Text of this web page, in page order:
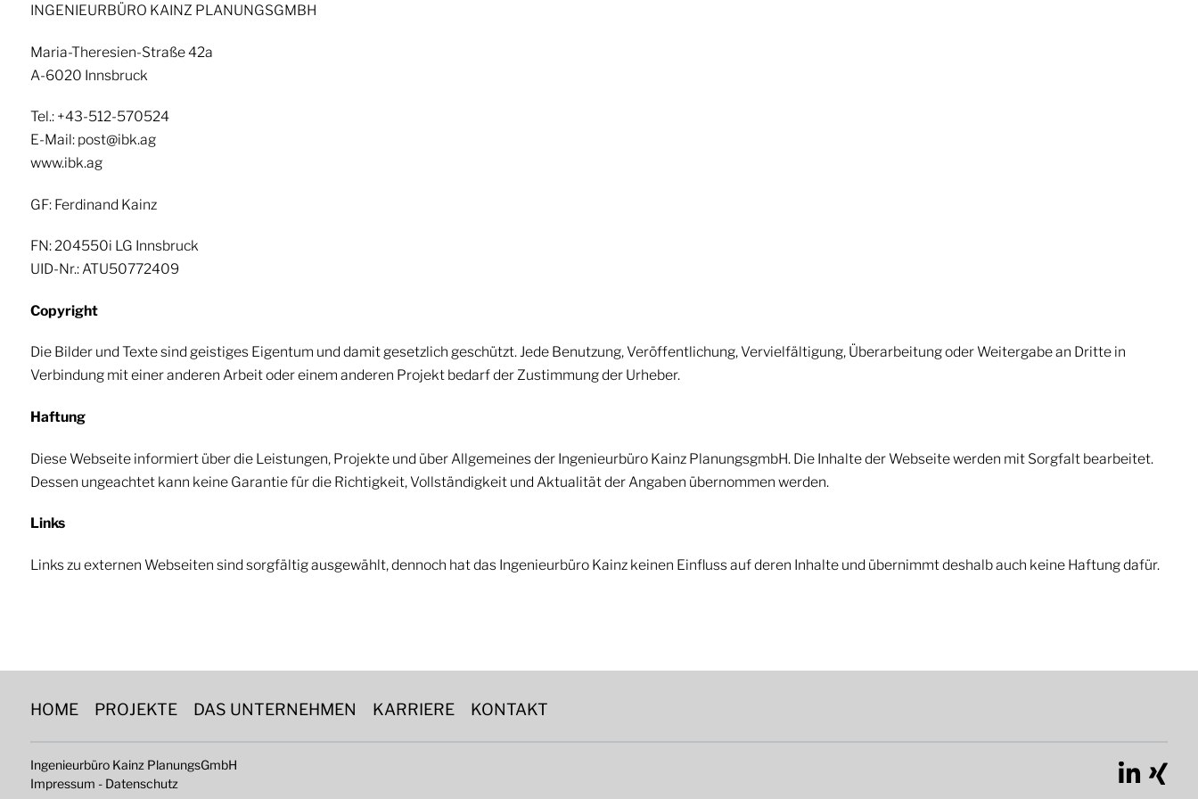
INGENIEURBÜRO KAINZ PLANUNGSGMBH
Maria-Theresien-Straße 42a
A-6020 Innsbruck
Tel.: +43-512-570524
E-Mail: post@ibk.ag
www.ibk.ag
GF: Ferdinand Kainz
FN: 204550i LG Innsbruck
UID-Nr.: ATU50772409
Copyright
Die Bilder und Texte sind geistiges Eigentum und damit gesetzlich geschützt. Jede Benutzung, Veröffentlichung, Vervielfältigung, Überarbeitung oder Weitergabe an Dritte in
Verbindung mit einer anderen Arbeit oder einem anderen Projekt bedarf der Zustimmung der Urheber.
Haftung
Diese Webseite informiert über die Leistungen, Projekte und über Allgemeines der Ingenieurbüro Kainz PlanungsgmbH. Die Inhalte der Webseite werden mit Sorgfalt bearbeitet.
Dessen ungeachtet kann keine Garantie für die Richtigkeit, Vollständigkeit und Aktualität der Angaben übernommen werden.
Links
Links zu externen Webseiten sind sorgfältig ausgewählt, dennoch hat das Ingenieurbüro Kainz keinen Einfluss auf deren Inhalte und übernimmt deshalb auch keine Haftung dafür.
HOME PROJEKTE DAS UNTERNEHMEN KARRIERE KONTAKT
Ingenieurbüro Kainz PlanungsGmbH
Impressum - Datenschutz